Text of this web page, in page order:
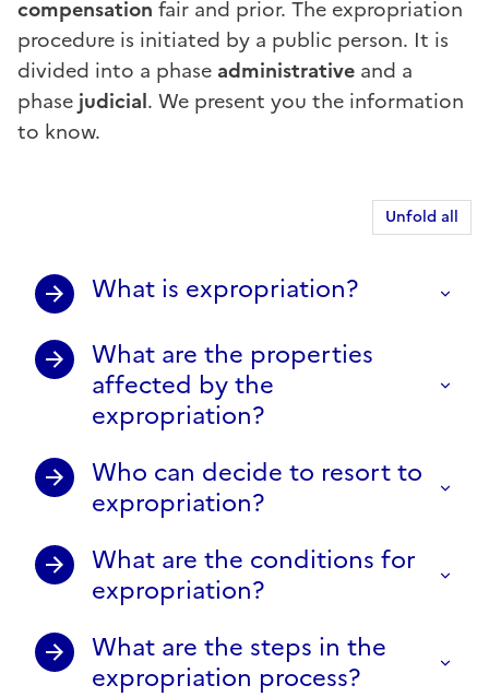
compensation fair and prior. The expropriation
procedure is initiated by a public person. It is
divided into a phase administrative and a
phase judicial. We present you the information
to know.
Unfold all
What is expropriation?
What are the properties
affected by the
expropriation?
Who can decide to resort to
expropriation?
What are the conditions for
expropriation?
What are the steps in the
expropriation process?